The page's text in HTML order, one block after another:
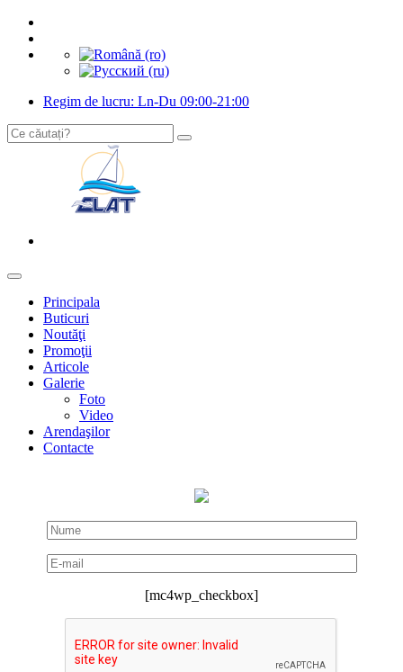
Regim de lucru: Ln-Du 09:00-21:00
Principala
Buticuri
Noutăţi
Promoţii
Articole
Galerie
Foto
Video
Arendaşilor
Contacte
[mc4wp_checkbox]